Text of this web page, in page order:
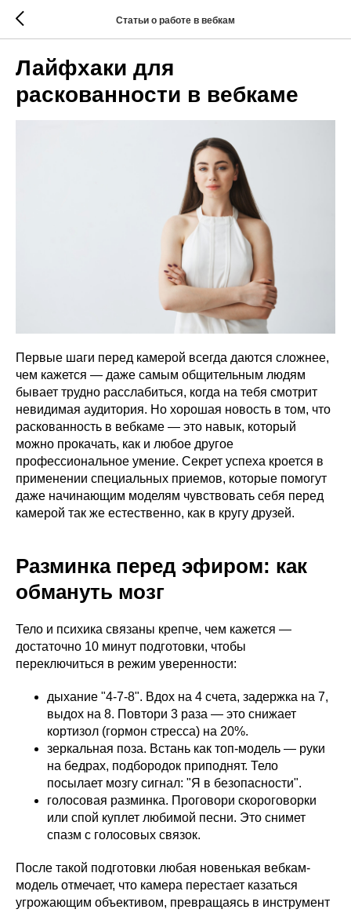
Статьи о работе в вебкам
Лайфхаки для
раскованности в вебкаме
Первые шаги перед камерой всегда даются сложнее,
чем кажется — даже самым общительным людям
бывает трудно расслабиться, когда на тебя смотрит
невидимая аудитория. Но хорошая новость в том, что
раскованность в вебкаме — это навык, который
можно прокачать, как и любое другое
профессиональное умение. Секрет успеха кроется в
применении специальных приемов, которые помогут
даже начинающим моделям чувствовать себя перед
камерой так же естественно, как в кругу друзей.
Разминка перед эфиром: как
обмануть мозг
Тело и психика связаны крепче, чем кажется —
достаточно 10 минут подготовки, чтобы
переключиться в режим уверенности:
дыхание "4-7-8". Вдох на 4 счета, задержка на 7,
выдох на 8. Повтори 3 раза — это снижает
кортизол (гормон стресса) на 20%.
зеркальная поза. Встань как топ-модель — руки
на бедрах, подбородок приподнят. Тело
посылает мозгу сигнал: "Я в безопасности".
голосовая разминка. Проговори скороговорки
или спой куплет любимой песни. Это снимет
спазм с голосовых связок.
После такой подготовки любая новенькая вебкам-
модель отмечает, что камера перестает казаться
угрожающим объективом, превращаясь в инструмент